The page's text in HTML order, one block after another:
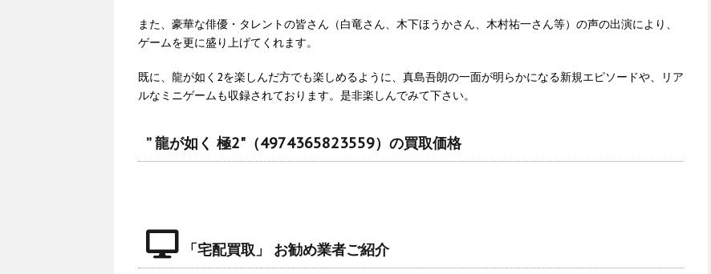
また、豪華な俳優・タレントの皆さん（白竜さん、木下ほうかさん、木村祐一さん等）の声の出演により、
ゲームを更に盛り上げてくれます。
既に、龍が如く2を楽しんだ方でも楽しめるように、真島吾朗の一面が明らかになる新規エピソードや、リア
ルなミニゲームも収録されております。是非楽しんでみて下さい。
” 龍が如く 極2"（4974365823559）の買取価格
「宅配買取」 お勧め業者ご紹介